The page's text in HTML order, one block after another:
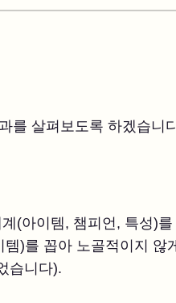
를 살펴보도록 하겠습니
(아이템, 챔피언, 특성)를
)를 꼽아 노골적이지 않
습니다).